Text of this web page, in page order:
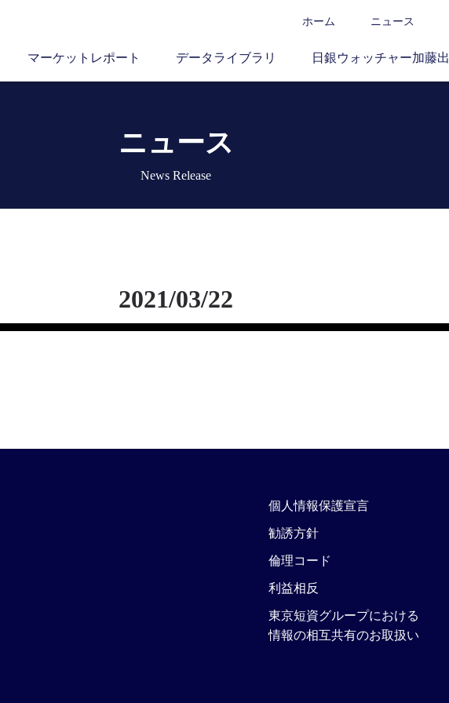
ホーム ニュース
マーケットレポート データライブラリ 日銀ウォッチャー加藤出
ニュース
News Release
2021/03/22
個人情報保護宣言
勧誘方針
倫理コード
利益相反
東京短資グループにおける
情報の相互共有のお取扱い